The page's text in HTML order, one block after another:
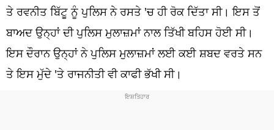
ਪੰਜਾਬ
ਧਰਮ
ਖੇਡਾਂ
ਤੇ ਰਵਨੀਤ ਬਿੱਟੂ ਨੂੰ ਪੁਲਿਸ ਨੇ ਰਸਤੇ 'ਚ ਹੀ ਰੋਕ ਦਿੱਤਾ ਸੀ। ਇਸ ਤੋਂ
ਬਾਅਦ ਉਨ੍ਹਾਂ ਦੀ ਪੁਲਿਸ ਮੁਲਾਜ਼ਮਾਂ ਨਾਲ ਤਿੱਖੀ ਬਹਿਸ ਹੋਈ ਸੀ।
ਇਸ ਦੌਰਾਨ ਉਨ੍ਹਾਂ ਨੇ ਪੁਲਿਸ ਮੁਲਾਜ਼ਮਾਂ ਲਈ ਕਈ ਸ਼ਬਦ ਵਰਤੇ ਸਨ
ਤੇ ਇਸ ਮੁੱਦੇ 'ਤੇ ਰਾਜਨੀਤੀ ਵੀ ਕਾਫੀ ਭੱਖੀ ਸੀ।